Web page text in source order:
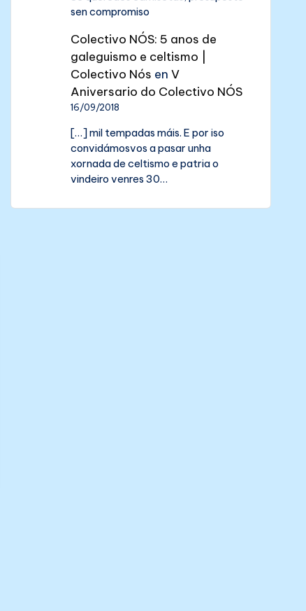
sen compromiso
Colectivo NÓS: 5 anos de
galeguismo e celtismo |
Colectivo Nós enV
Aniversario do Colectivo NÓS
16/09/2018
[…] mil tempadas máis. E por iso
convidámosvos a pasar unha
xornada de celtismo e patria o
vindeiro venres 30…